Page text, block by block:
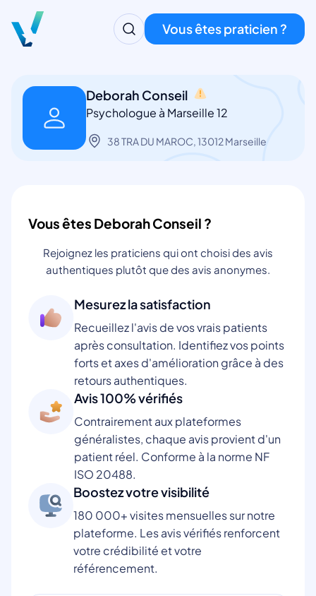
Vous êtes praticien ?
Deborah Conseil
Psychologue à Marseille 12
38 TRA DU MAROC, 13012 Marseille
Vous êtes Deborah Conseil ?
Rejoignez les praticiens qui ont choisi des avis
authentiques plutôt que des avis anonymes.
Mesurez la satisfaction
Recueillez l'avis de vos vrais patients
après consultation. Identifiez vos points
forts et axes d'amélioration grâce à des
retours authentiques.
Avis 100% vérifiés
Contrairement aux plateformes
généralistes, chaque avis provient d'un
patient réel. Conforme à la norme NF
ISO 20488.
Boostez votre visibilité
180 000+ visites mensuelles sur notre
plateforme. Les avis vérifiés renforcent
votre crédibilité et votre
référencement.